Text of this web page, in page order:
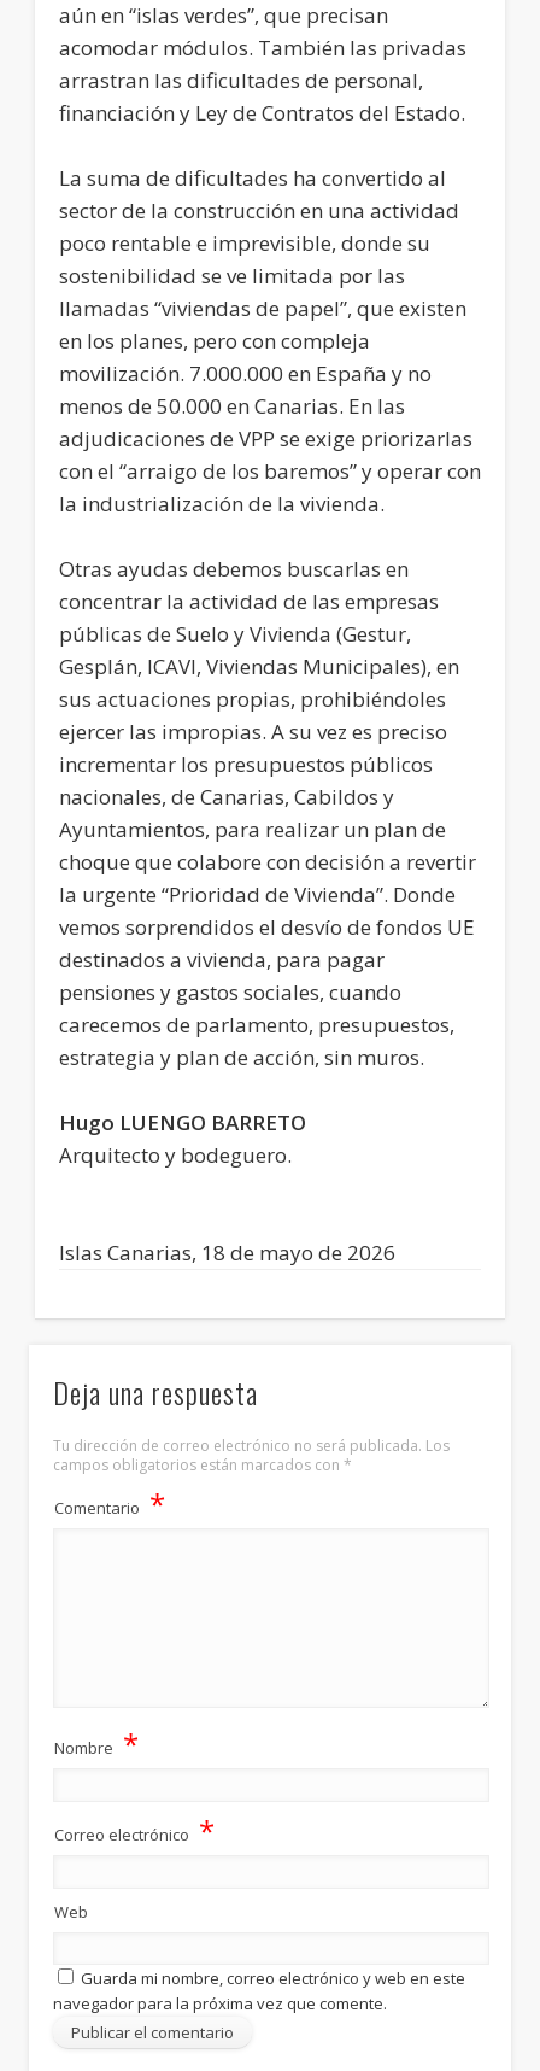
aún en “islas verdes”, que precisan
acomodar módulos. También las privadas
arrastran las dificultades de personal,
financiación y Ley de Contratos del Estado.
La suma de dificultades ha convertido al
sector de la construcción en una actividad
poco rentable e imprevisible, donde su
sostenibilidad se ve limitada por las
llamadas “viviendas de papel”, que existen
en los planes, pero con compleja
movilización. 7.000.000 en España y no
menos de 50.000 en Canarias. En las
adjudicaciones de VPP se exige priorizarlas
con el “arraigo de los baremos” y operar con
la industrialización de la vivienda.
Otras ayudas debemos buscarlas en
concentrar la actividad de las empresas
públicas de Suelo y Vivienda (Gestur,
Gesplán, ICAVI, Viviendas Municipales), en
sus actuaciones propias, prohibiéndoles
ejercer las impropias. A su vez es preciso
incrementar los presupuestos públicos
nacionales, de Canarias, Cabildos y
Ayuntamientos, para realizar un plan de
choque que colabore con decisión a revertir
la urgente “Prioridad de Vivienda”. Donde
vemos sorprendidos el desvío de fondos UE
destinados a vivienda, para pagar
pensiones y gastos sociales, cuando
carecemos de parlamento, presupuestos,
estrategia y plan de acción, sin muros.
Hugo LUENGO BARRETO
Arquitecto y bodeguero.
Islas Canarias, 18 de mayo de 2026
Deja una respuesta
Tu dirección de correo electrónico no será publicada. Los
campos obligatorios están marcados con*
Comentario *
Nombre *
Correo electrónico *
Web
Guarda mi nombre, correo electrónico y web en este
navegador para la próxima vez que comente.